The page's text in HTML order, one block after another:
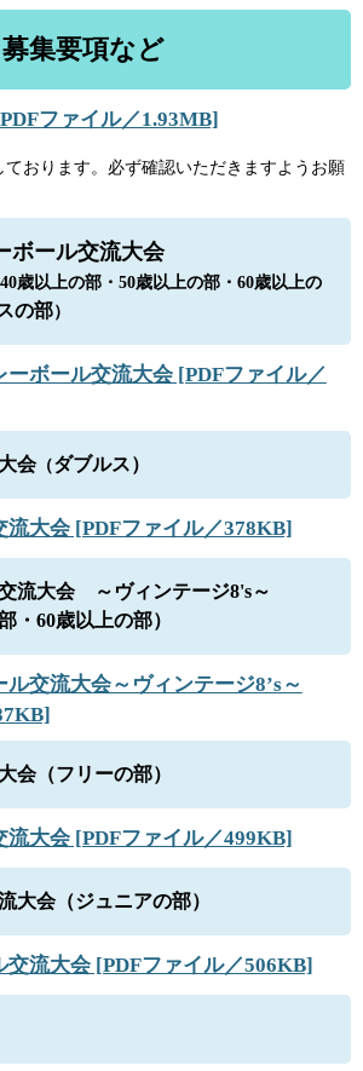
集要項など
ファイル／1.93MB]
おります。必ず確認いただきますようお願
ボール交流大会
40歳以上の部・50歳以上の部・60歳以上の
の部​）
ーボール交流大会 [PDFファイル／
会（ダブルス）
流大会 [PDFファイル／378KB]
流大会 ～ヴィンテージ8's～
・60歳以上の部）
交流大会～ヴィンテージ8’s～
会（フリーの部）
流大会 [PDFファイル／499KB]
大会（ジュニアの部）
交流大会 [PDFファイル／506KB]